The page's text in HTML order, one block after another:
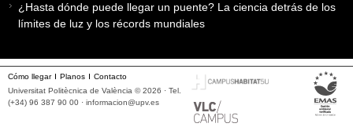
¿Hasta dónde puede llegar un puente? La ciencia detrás de los
límites de luz y los récords mundiales
Cómo llegar Planos
Contacto
Universitat Politècnica de València © 2026 · Tel.
(+34) 96 387 90 00 · informacion@upv.es